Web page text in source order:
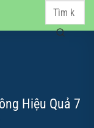
Hiệu Quả 7